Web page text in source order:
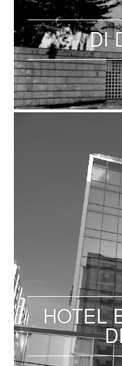
DI
HOTEL